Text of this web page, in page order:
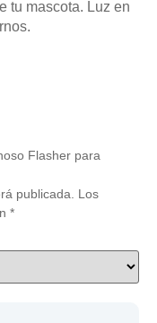
tu mascota. Luz en
Flasher para
publicada.
Los
*